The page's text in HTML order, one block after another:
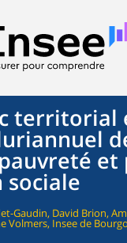
territorial
et
sociale
Gaudin, David Brion,
Volmers, Insee de